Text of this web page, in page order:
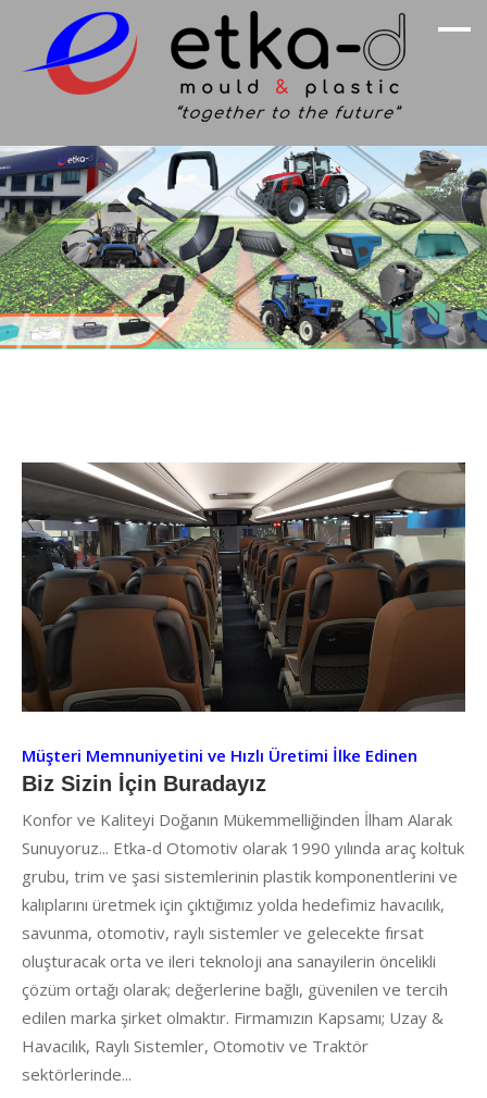
Etka Otomotiv
Müşteri Memnuniyetini ve Hızlı Üretimi İlke Edinen
Biz Sizin İçin Buradayız
Konfor ve Kaliteyi Doğanın Mükemmelliğinden İlham Alarak
Sunuyoruz... Etka-d Otomotiv olarak 1990 yılında araç koltuk
grubu, trim ve şasi sistemlerinin plastik komponentlerini ve
kalıplarını üretmek için çıktığımız yolda hedefimiz havacılık,
savunma, otomotiv, raylı sistemler ve gelecekte fırsat
oluşturacak orta ve ileri teknoloji ana sanayilerin öncelikli
çözüm ortağı olarak; değerlerine bağlı, güvenilen ve tercih
edilen marka şirket olmaktır. Firmamızın Kapsamı; Uzay &
Havacılık, Raylı Sistemler, Otomotiv ve Traktör
sektörlerinde...